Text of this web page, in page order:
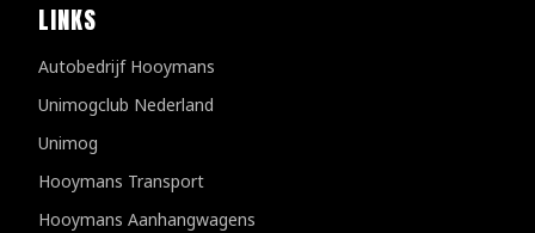
LINKS
Autobedrijf Hooymans
Unimogclub Nederland
Unimog
Hooymans Transport
Hooymans Aanhangwagens